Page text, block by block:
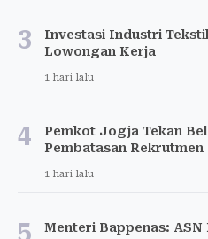
3
Investasi Industri
Lowongan Kerja
1 hari lalu
4
Pemkot Jogja Tekan
Pembatasan Rekrutmen
1 hari lalu
5
Menteri Bappenas: